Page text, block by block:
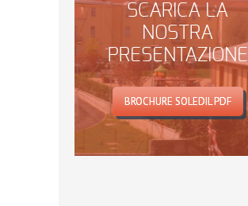
SCARICA LA
NOSTRA
PRESENTAZIONE
BROCHURE SOLEDIL PDF